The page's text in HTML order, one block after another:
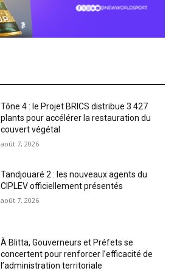
Tône 4 : le Projet BRICS distribue 3 427
plants pour accélérer la restauration du
couvert végétal
août 7, 2026
Tandjouaré 2 : les nouveaux agents du
CIPLEV officiellement présentés
août 7, 2026
À Blitta, Gouverneurs et Préfets se
concertent pour renforcer l’efficacité de
l’administration territoriale